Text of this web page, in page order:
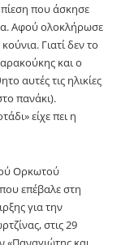
που άσκησε
Αφού ολοκλήρωσε
Γιατί δεν το
και ο
αυτές τις ηλικίες
πανάκι).
είχε πει η
Ορκωτού
επέβαλε στη
για την
στις 29